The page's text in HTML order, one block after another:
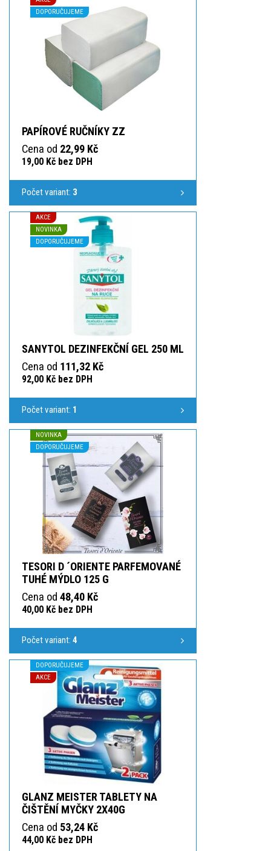
DOPORUČUJEME
PAPÍROVÉ RUČNÍKY ZZ
Cena od 22,99 Kč
19,00 Kč bez DPH
Počet variant: 3
AKCE
NOVINKA
DOPORUČUJEME
SANYTOL DEZINFEKČNÍ GEL 250 ML
Cena od 111,32 Kč
92,00 Kč bez DPH
Počet variant: 1
NOVINKA
DOPORUČUJEME
TESORI D ´ORIENTE PARFEMOVANÉ
TUHÉ MÝDLO 125 G
Cena od 48,40 Kč
40,00 Kč bez DPH
Počet variant: 4
DOPORUČUJEME
AKCE
GLANZ MEISTER TABLETY NA
ČIŠTĚNÍ MYČKY 2X40G
Cena od 53,24 Kč
44,00 Kč bez DPH